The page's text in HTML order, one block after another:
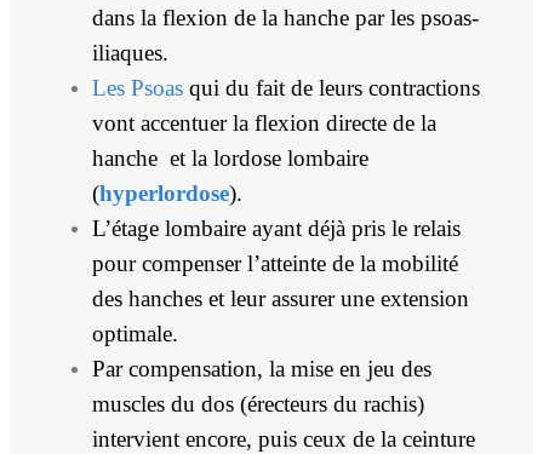
dans la flexion de la hanche par les psoas-
iliaques.
Les Psoas qui du fait de leurs contractions
vont accentuer la flexion directe de la
hanche et la lordose lombaire
(hyperlordose).
L’étage lombaire ayant déjà pris le relais
pour compenser l’atteinte de la mobilité
des hanches et leur assurer une extension
optimale.
Par compensation, la mise en jeu des
muscles du dos (érecteurs du rachis)
intervient encore, puis ceux de la ceinture